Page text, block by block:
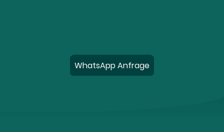
WhatsApp Anfrage